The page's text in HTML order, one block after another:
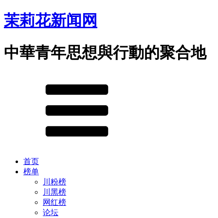
茉莉花新闻网
中華青年思想與行動的聚合地
首页
榜单
川粉榜
川黑榜
网红榜
论坛